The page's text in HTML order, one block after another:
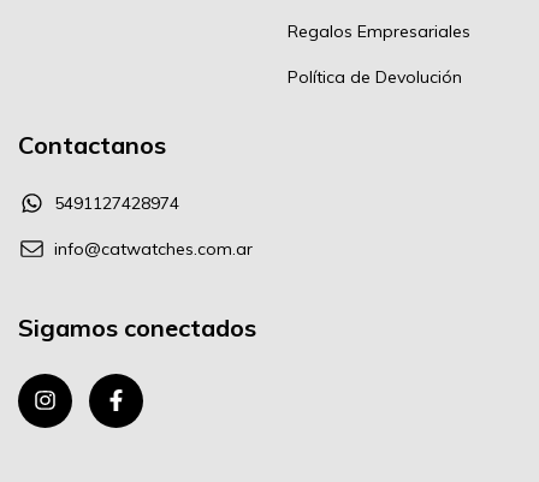
Regalos Empresariales
Política de Devolución
Contactanos
5491127428974
info@catwatches.com.ar
Sigamos conectados